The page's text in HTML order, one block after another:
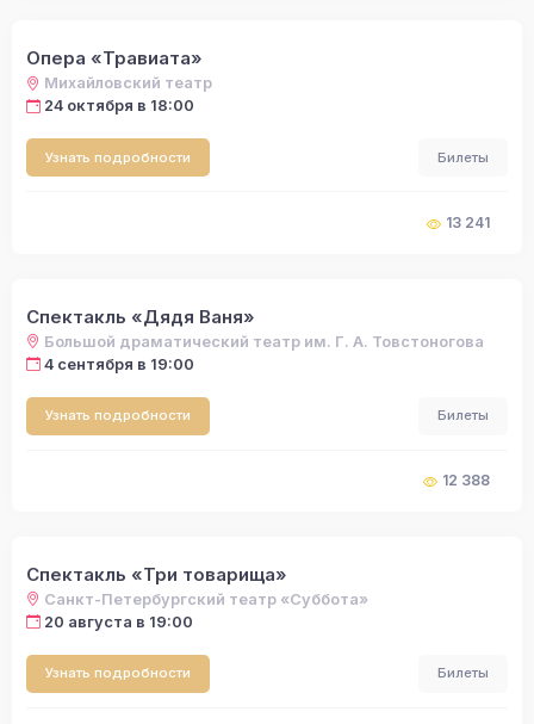
Опера «Травиата»
Михайловский театр
24 октября в 18:00
Узнать подробности Билеты
13 241
Спектакль «Дядя Ваня»
Большой драматический театр им. Г. А. Товстоногова
4 сентября в 19:00
Узнать подробности Билеты
12 388
Спектакль «Три товарища»
Санкт-Петербургский театр «Суббота»
20 августа в 19:00
Узнать подробности Билеты